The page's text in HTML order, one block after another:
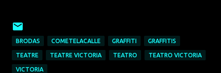
BRODAS COMETELACALLE GRAFFITI GRAFFITIS
TEATRE TEATRE VICTORIA TEATRO TEATRO VICTORIA
VICTORIA